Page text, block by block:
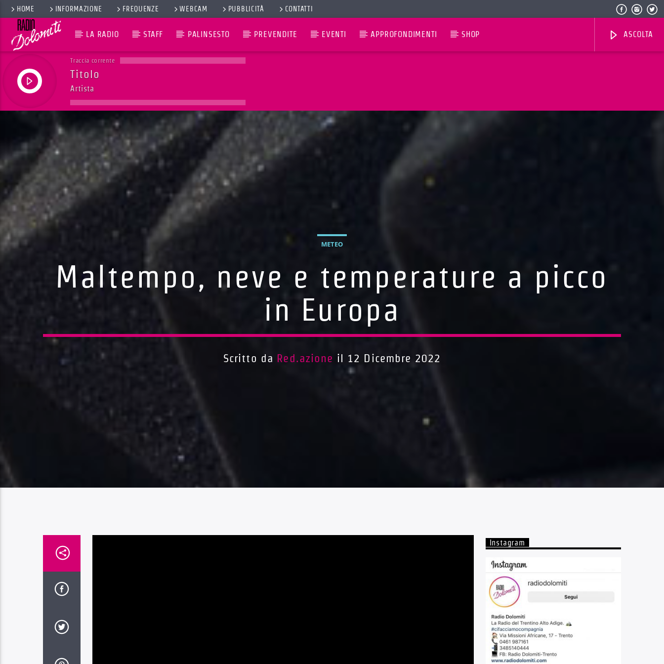
HOME INFORMAZIONE FREQUENZE WEBCAM PUBBLICITÀ CONTATTI
LA RADIO STAFF PALINSESTO PREVENDITE EVENTI APPROFONDIMENTI SHOP ASCOLTA
Traccia corrente
Titolo
Artista
METEO
Maltempo, neve e temperature a picco
in Europa
Scritto da Red.azione il 12 Dicembre 2022
Instagram